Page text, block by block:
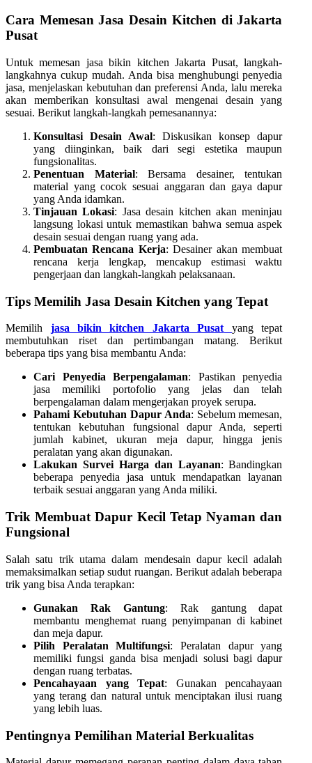
Cara Memesan Jasa Desain Kitchen di Jakarta
Pusat
Untuk memesan jasa bikin kitchen Jakarta Pusat, langkah-
langkahnya cukup mudah. Anda bisa menghubungi penyedia
jasa, menjelaskan kebutuhan dan preferensi Anda, lalu mereka
akan memberikan konsultasi awal mengenai desain yang
sesuai. Berikut langkah-langkah pemesanannya:
Konsultasi Desain Awal: Diskusikan konsep dapur
yang diinginkan, baik dari segi estetika maupun
fungsionalitas.
Penentuan Material: Bersama desainer, tentukan
material yang cocok sesuai anggaran dan gaya dapur
yang Anda idamkan.
Tinjauan Lokasi: Jasa desain kitchen akan meninjau
langsung lokasi untuk memastikan bahwa semua aspek
desain sesuai dengan ruang yang ada.
Pembuatan Rencana Kerja: Desainer akan membuat
rencana kerja lengkap, mencakup estimasi waktu
pengerjaan dan langkah-langkah pelaksanaan.
Tips Memilih Jasa Desain Kitchen yang Tepat
Memilih jasa bikin kitchen Jakarta Pusat
yang tepat
membutuhkan riset dan pertimbangan matang. Berikut
beberapa tips yang bisa membantu Anda:
Cari Penyedia Berpengalaman: Pastikan penyedia
jasa memiliki portofolio yang jelas dan telah
berpengalaman dalam mengerjakan proyek serupa.
Pahami Kebutuhan Dapur Anda: Sebelum memesan,
tentukan kebutuhan fungsional dapur Anda, seperti
jumlah kabinet, ukuran meja dapur, hingga jenis
peralatan yang akan digunakan.
Lakukan Survei Harga dan Layanan: Bandingkan
beberapa penyedia jasa untuk mendapatkan layanan
terbaik sesuai anggaran yang Anda miliki.
Trik Membuat Dapur Kecil Tetap Nyaman dan
Fungsional
Salah satu trik utama dalam mendesain dapur kecil adalah
memaksimalkan setiap sudut ruangan. Berikut adalah beberapa
trik yang bisa Anda terapkan:
Gunakan Rak Gantung: Rak gantung dapat
membantu menghemat ruang penyimpanan di kabinet
dan meja dapur.
Pilih Peralatan Multifungsi: Peralatan dapur yang
memiliki fungsi ganda bisa menjadi solusi bagi dapur
dengan ruang terbatas.
Pencahayaan yang Tepat: Gunakan pencahayaan
yang terang dan natural untuk menciptakan ilusi ruang
yang lebih luas.
Pentingnya Pemilihan Material Berkualitas